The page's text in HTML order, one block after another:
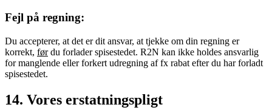
Fejl på regning:
Du accepterer, at det er dit ansvar, at tjekke om din regning er
korrekt, førdu forlader spisestedet. R2N kan ikke holdes ansvarlig
for manglende eller forkert udregning af fx rabat efter du har forladt
spisestedet.
14. Vores erstatningspligt